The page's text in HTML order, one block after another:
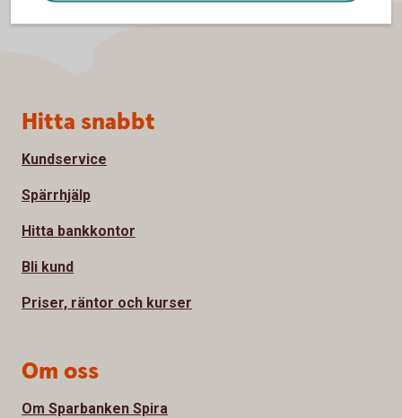
Sidfot
Hitta snabbt
Kundservice
Spärrhjälp
Hitta bankkontor
Bli kund
Priser, räntor och kurser
Om oss
Om Sparbanken Spira